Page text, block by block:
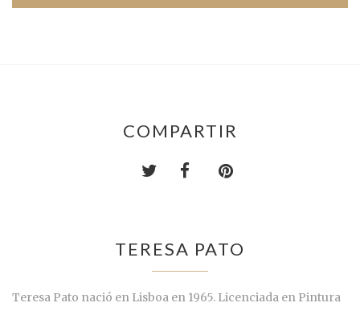
COMPARTIR
TERESA PATO
Teresa Pato nació en Lisboa en 1965. Licenciada en Pintura